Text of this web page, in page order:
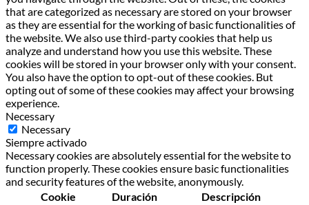
that are categorized as necessary are stored on your browser
as they are essential for the working of basic functionalities of
the website. We also use third-party cookies that help us
analyze and understand how you use this website. These
cookies will be stored in your browser only with your consent.
You also have the option to opt-out of these cookies. But
opting out of some of these cookies may affect your browsing
experience.
Necessary
Necessary
Siempre activado
Necessary cookies are absolutely essential for the website to
function properly. These cookies ensure basic functionalities
and security features of the website, anonymously.
Cookie
Duración Descripción